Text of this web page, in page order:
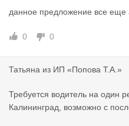
водителей подготовлены
ше на РФ Калининград с
данное предложение все еще
0 0
Татьяна из ИП «Попова Т.А.»
Требуется водитель на один
Калининград, возможно с